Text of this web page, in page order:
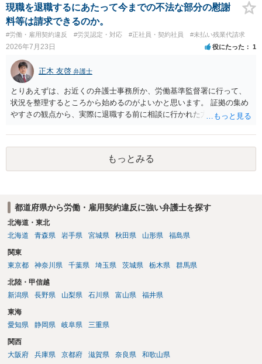
については、会社側に「部下の不正行為による情報漏洩」と正式に認
定させ、誤認した他部署への適切なフォローや周知を求めるのが有効
です。 あるいは、懲戒があったことを社内で周知される手続があるの
ならば、それにより軽微ながら回復はできるかもしれません。 さらに
個人としても、相手に対してプライバシー侵害等に基づく損害賠償
（慰謝料）を請求する選択肢がありえます（ただし、金額は多額にな
らない可能性があります。）。
現職を退職するにあたって今までの不法な部分の慰謝
料等は請求できるのか。
#労働・雇用契約違反 #労災認定・対応 #正社員・契約社員 #未払い残業代請求
2026年7月23日 役にたった 1
正木 友啓 弁護士
とりあえずは、お近くの弁護士事務所か、労働基準監督署に行って、
状況を整理するところから始めるのがよいかと思います。 証拠の集め
やすさの観点から、実際に退職する前に相談に行かれた方がよいかと
もっとみる
都道府県から労働・雇用契約違反に強い弁護士を探す
北海道・東北
北海道
青森県 岩手県 宮城県 秋田県 山形県 福島県
関東
東京都
神奈川県 千葉県 埼玉県 茨城県 栃木県 群馬県
北陸・甲信越
新潟県
長野県 山梨県 石川県 富山県 福井県
東海
愛知県
静岡県 岐阜県 三重県
関西
大阪府
兵庫県 京都府 滋賀県 奈良県 和歌山県